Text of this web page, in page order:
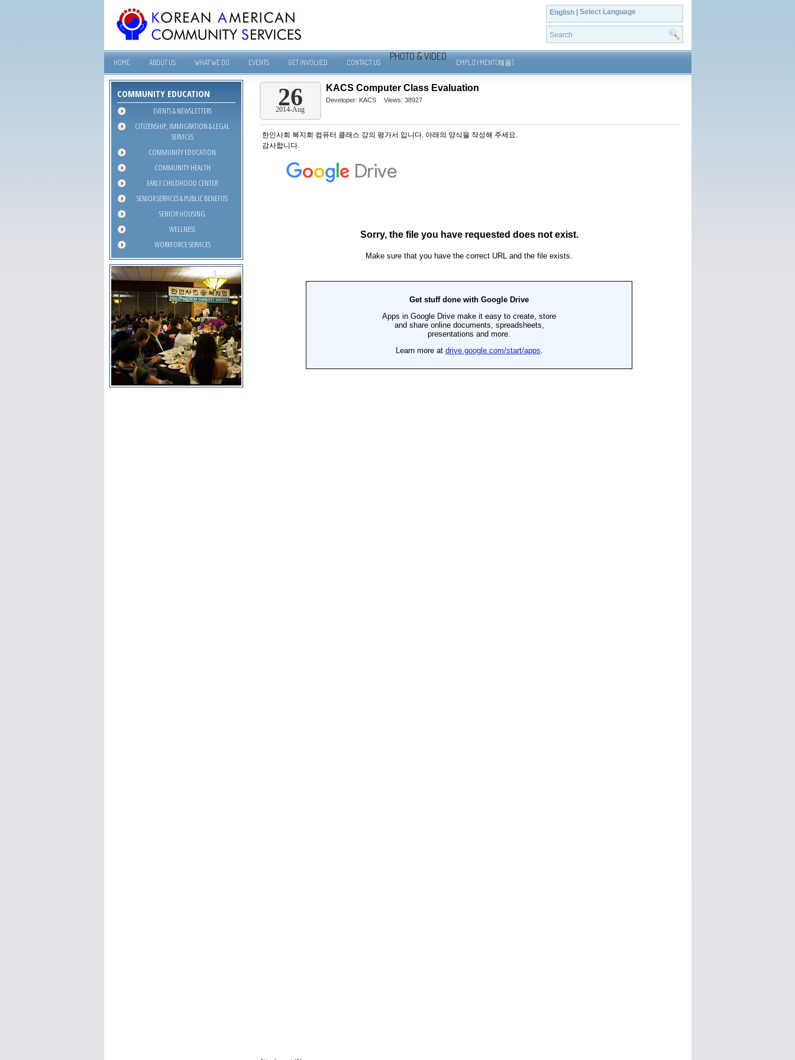
English | Select Language
HOME ABOUT US WHAT WE DO EVENTS GET INVOLVED CONTACT US
PHOTO & VIDEO
EMPLOYMENT(채용)
COMMUNITY EDUCATION
EVENTS & NEWSLETTERS
CITIZENSHIP, IMMIGRATION & LEGAL
SERVICES
COMMUNITY EDUCATION
COMMUNITY HEALTH
EARLY CHILDHOOD CENTER
SENIOR SERVICES & PUBLIC BENEFITS
SENIOR HOUSING
WELLNESS
WORKFORCE SERVICES
26
2014-Aug
KACS Computer Class Evaluation
Developer: KACS Views: 38927
한인사회 복지회 컴퓨터 클래스 강의 평가서 입니다. 아래의 양식을 작성해 주세요.
감사합니다.